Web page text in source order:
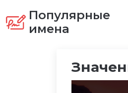
Популярные
имена